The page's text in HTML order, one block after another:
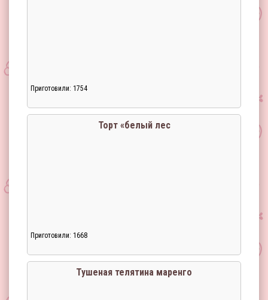
Приготовили: 1754
Торт «белый лес
Приготовили: 1668
Тушеная телятина маренго